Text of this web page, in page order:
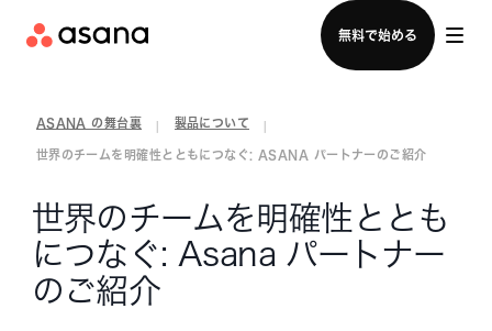
無料で始める
セールスチームに問い合わせる
ASANA の舞台裏 製品について
世界のチームを明確性とともにつなぐ: ASANA パートナーのご紹介
世界のチームを明確性ととも
につなぐ: Asana パートナー
のご紹介